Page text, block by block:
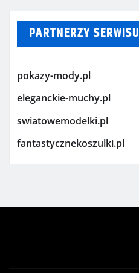
PARTNERZY SERWISU
pokazy-mody.pl
eleganckie-muchy.pl
swiatowemodelki.pl
fantastycznekoszulki.pl